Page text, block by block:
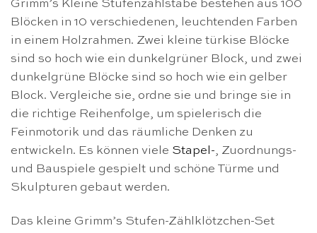
Grimm’s Kleine Stufenzählstäbe bestehen aus 100
Blöcken in 10 verschiedenen, leuchtenden Farben
in einem Holzrahmen. Zwei kleine türkise Blöcke
sind so hoch wie ein dunkelgrüner Block, und zwei
dunkelgrüne Blöcke sind so hoch wie ein gelber
Block. Vergleiche sie, ordne sie und bringe sie in
die richtige Reihenfolge, um spielerisch die
Feinmotorik und das räumliche Denken zu
entwickeln. Es können viele Stapel-, Zuordnungs-
und Bauspiele gespielt und schöne Türme und
Skulpturen gebaut werden.
Das kleine Grimm’s Stufen-Zählklötzchen-Set